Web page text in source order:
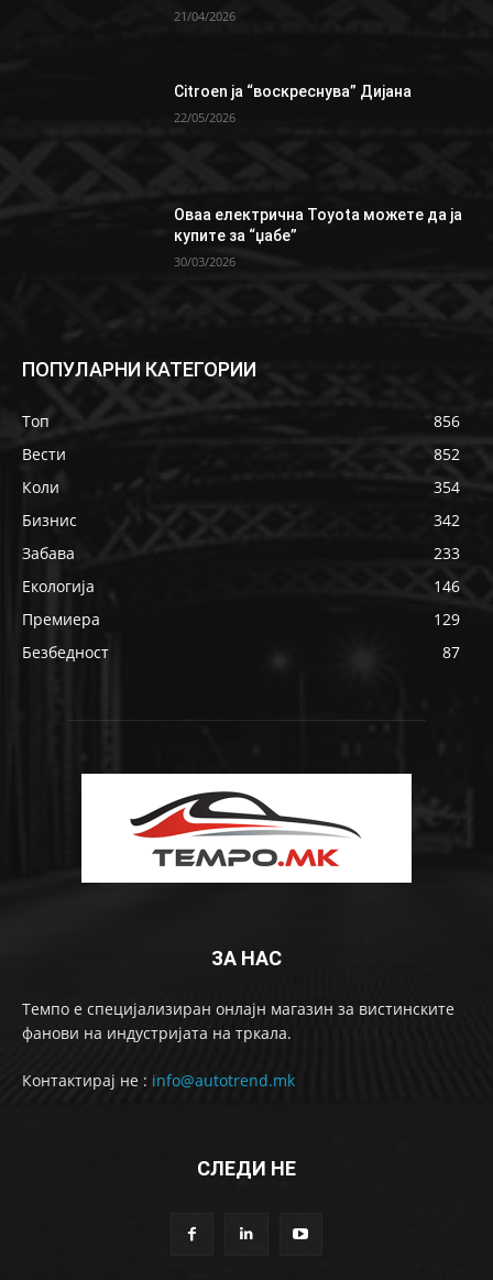
21/04/2026
Citroen ја “воскреснува” Дијана
22/05/2026
Oваа електрична Toyota можете да ја
купите за “џабе”
30/03/2026
ПОПУЛАРНИ КАТЕГОРИИ
Топ
856
Вести
852
Коли
354
Бизнис
342
Забава
233
Екологија
146
Премиера
129
Безбедност
87
ЗА НАС
Темпо е специјализиран онлајн магазин за вистинските
фанови на индустријата на тркала.
Контактирај не : info@autotrend.mk
СЛЕДИ НЕ